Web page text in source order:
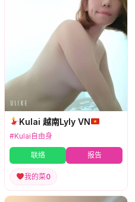
Kulai 越南Lyly VN
#Kulai自由身
联络 报告
我的菜0